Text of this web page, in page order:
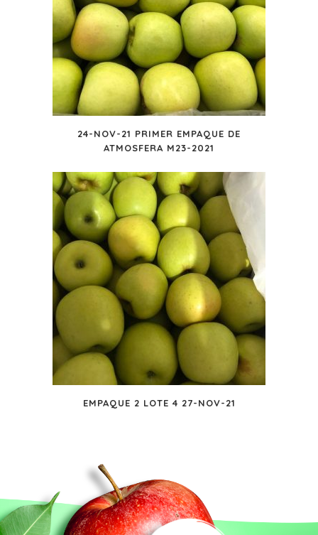
24-NOV-21 PRIMER EMPAQUE DE
ATMOSFERA M23-2021
EMPAQUE 2 LOTE 4 27-NOV-21